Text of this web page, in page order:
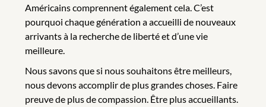
Américains comprennent également cela. C’est
pourquoi chaque génération a accueilli de nouveaux
arrivants à la recherche de liberté et d’une vie
meilleure.
Nous savons que si nous souhaitons être meilleurs,
nous devons accomplir de plus grandes choses. Faire
preuve de plus de compassion. Être plus accueillants.